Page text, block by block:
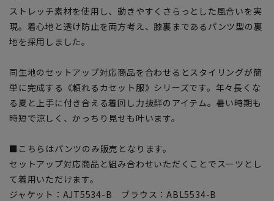
ストレッチ素材を使用し、動きやすくさらっとした風合いを実
現。着心地と透け防止を両方考え、膝裏まであるパンツ型の裏
地を採用しました。
同生地のセットアップ対応商品を合わせるとスタイリングが簡
単に完成する《頼れるカセット服》シリーズです。年々長くな
る夏と上手に付き合える着回し力抜群のアイテム。暑い時期も
時短で涼しく、かっちり見せも叶います。
■こちらはパンツのみ販売となります。
セットアップ対応商品と組み合わせいただくことでスーツとし
て着用いただけます。
ジャケット：AJT5534-B ブラウス：ABL5534-B